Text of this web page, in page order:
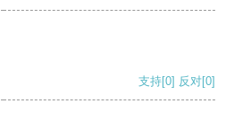
支持[0] 反对[0]